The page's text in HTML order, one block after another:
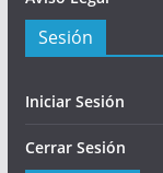
Sesión
Iniciar Sesión
Cerrar Sesión